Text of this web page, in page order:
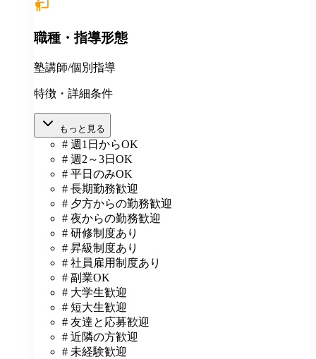
職種・指導形態
塾講師/個別指導
特徴・詳細条件
もっと見る
# 週1日からOK
# 週2～3日OK
# 平日のみOK
# 長期勤務歓迎
# 夕方からの勤務歓迎
# 夜からの勤務歓迎
# 研修制度あり
# 昇級制度あり
# 社員雇用制度あり
# 副業OK
# 大学生歓迎
# 短大生歓迎
# 友達と応募歓迎
# 近隣の方歓迎
# 未経験歓迎